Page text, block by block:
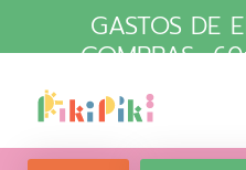
GASTOS DE
COMPRAS